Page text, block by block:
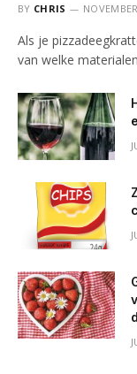
BY CHRIS
Als je
van welke